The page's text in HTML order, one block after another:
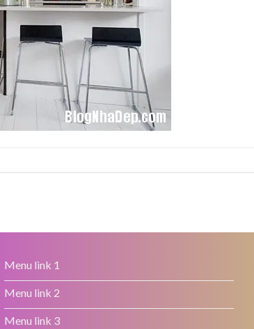
Menu link 1
Menu link 2
Menu link 3